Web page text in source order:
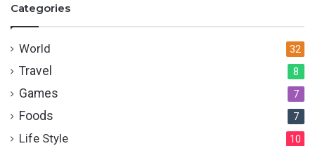
Categories
World 32
Travel 8
Games 7
Foods 7
Life Style 10